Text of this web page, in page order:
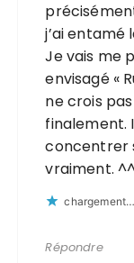
j’ai entamé
Je vais me
envisagé «
ne crois
finalement.
concentrer
vraiment.
chargement…
Répondre